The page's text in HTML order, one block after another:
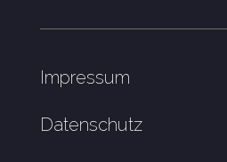
Impressum
Datenschutz